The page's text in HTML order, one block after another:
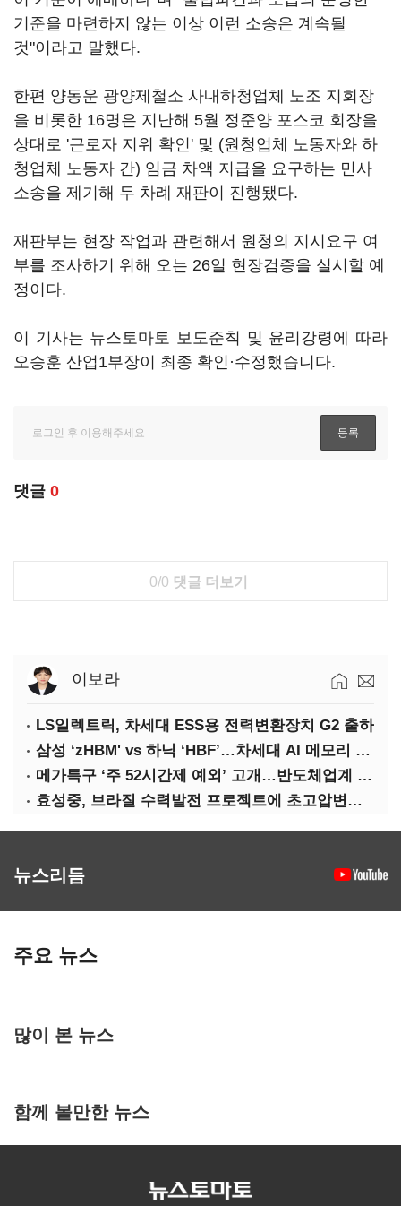
기준을 마련하지 않는 이상 이런 소송은 계속될
것"이라고 말했다.
한편 양동운 광양제철소 사내하청업체 노조 지회장
을 비롯한 16명은 지난해 5월 정준양 포스코 회장을
상대로 '근로자 지위 확인' 및 (원청업체 노동자와 하
청업체 노동자 간) 임금 차액 지급을 요구하는 민사
소송을 제기해 두 차례 재판이 진행됐다.
재판부는 현장 작업과 관련해서 원청의 지시요구 여
부를 조사하기 위해 오는 26일 현장검증을 실시할 예
정이다.
이 기사는 뉴스토마토 보도준칙 및 윤리강령에 따라
오승훈 산업1부장이 최종 확인·수정했습니다.
댓글 0
0/0 댓글 더보기
이보라
LS일렉트릭, 차세대 ESS용 전력변환장치 G2 출하
삼성 ‘zHBM' vs 하닉 ‘HBF’…차세대 AI 메모리 경쟁 본격화
메가특구 ‘주 52시간제 예외’ 고개…반도체업계 촉각
효성중, 브라질 수력발전 프로젝트에 초고압변압기 공급
뉴스리듬
주요 뉴스
많이 본 뉴스
함께 볼만한 뉴스